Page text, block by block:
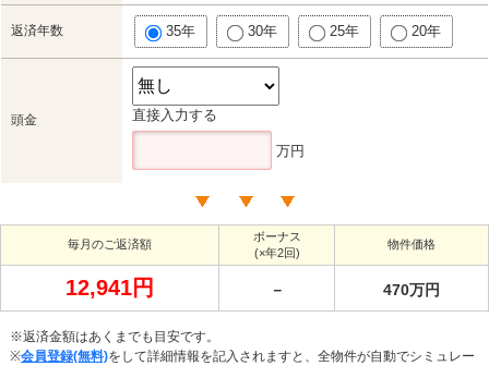
返済年数 35年 30年 25年 20年
頭金 直接入力する
万円
毎月のご返済額
ボーナス
(×年2回)
物件価格
12,941円 － 470万円
※返済金額はあくまでも目安です。
※会員登録(無料)をして詳細情報を記入されますと、全物件が自動でシミュレー